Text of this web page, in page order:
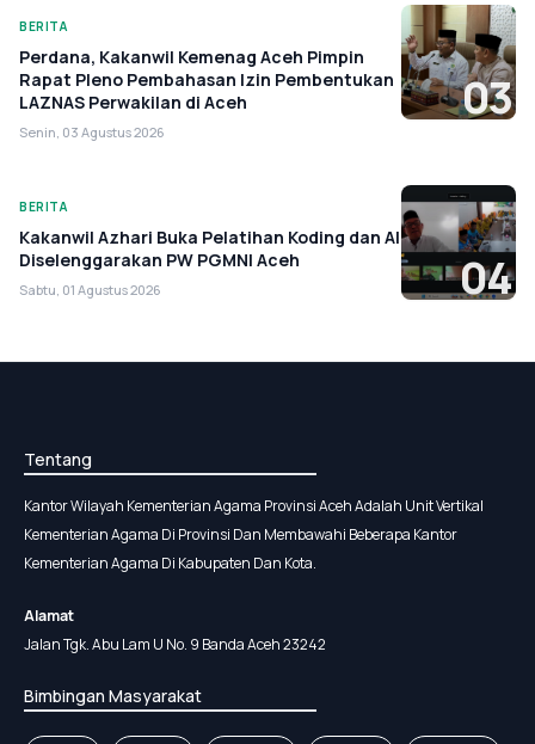
BERITA
Perdana, Kakanwil Kemenag Aceh Pimpin
Rapat Pleno Pembahasan Izin Pembentukan
LAZNAS Perwakilan di Aceh
Senin, 03 Agustus 2026
03
BERITA
Kakanwil Azhari Buka Pelatihan Koding dan AI
Diselenggarakan PW PGMNI Aceh
Sabtu, 01 Agustus 2026 04
Tentang
Kantor Wilayah Kementerian Agama Provinsi Aceh Adalah Unit Vertikal
Kementerian Agama Di Provinsi Dan Membawahi Beberapa Kantor
Kementerian Agama Di Kabupaten Dan Kota.
Alamat
Jalan Tgk. Abu Lam U No. 9 Banda Aceh 23242
Bimbingan Masyarakat